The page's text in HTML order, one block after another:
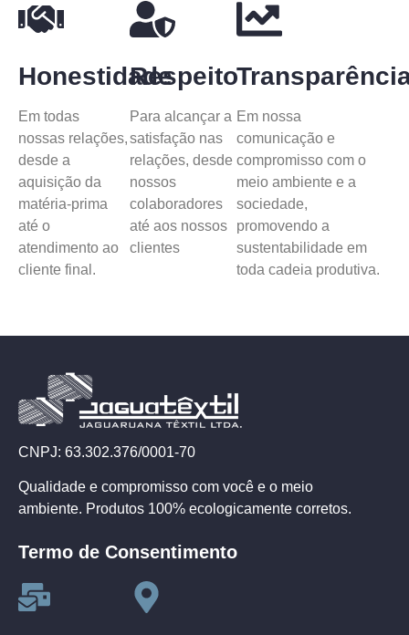
Honestidade
Em todas
nossas relações,
desde a
aquisição da
matéria-prima
até o
atendimento ao
cliente final.
Respeito
Para alcançar a
satisfação nas
relações, desde
nossos
colaboradores
até aos nossos
clientes
Em nossa
comunicação e
compromisso com o
meio ambiente e a
sociedade,
promovendo a
sustentabilidade em
toda cadeia produtiva.
CNPJ: 63.302.376/0001-70
Qualidade e compromisso com você e o meio
ambiente. Produtos 100% ecologicamente corretos.
Termo de Consentimento